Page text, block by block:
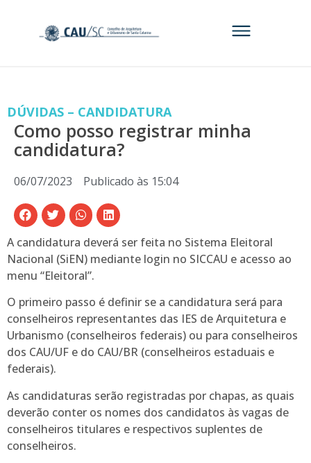
DÚVIDAS – CANDIDATURA
Como posso registrar minha
candidatura?
06/07/2023 Publicado às 15:04
A candidatura deverá ser feita no Sistema Eleitoral
Nacional (SiEN) mediante login no SICCAU e acesso ao
menu “Eleitoral”.
O primeiro passo é definir se a candidatura será para
conselheiros representantes das IES de Arquitetura e
Urbanismo (conselheiros federais) ou para conselheiros
dos CAU/UF e do CAU/BR (conselheiros estaduais e
federais).
As candidaturas serão registradas por chapas, as quais
deverão conter os nomes dos candidatos às vagas de
conselheiros titulares e respectivos suplentes de
conselheiros.